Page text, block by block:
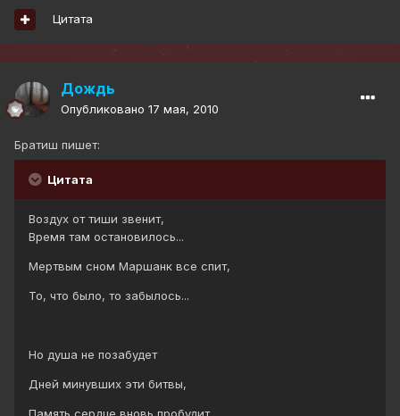
Цитата
Дождь
Опубликовано 17 мая, 2010
Братиш пишет:
Цитата
Воздух от тиши звенит,
Время там остановилось...
Мертвым сном Маршанк все спит,
То, что было, то забылось...
Но душа не позабудет
Дней минувших эти битвы,